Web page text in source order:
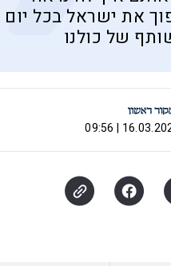
את ישראל בכל יום
של כולנו
16.03.2021 |